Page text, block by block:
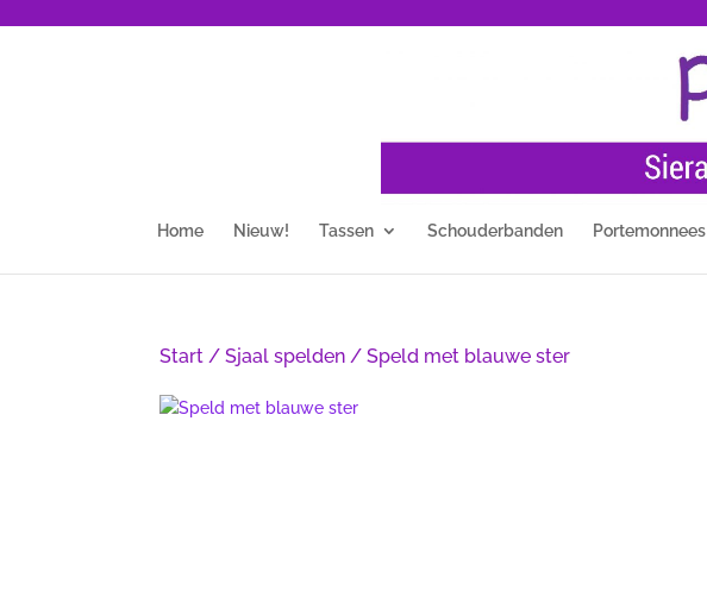
Home Nieuw! Tassen Schouderbanden Portemonnees
Start /Sjaal spelden / Speld met blauwe ster